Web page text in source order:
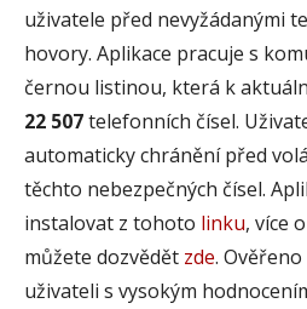
uživatele před nevyžádanými
hovory. Aplikace pracuje s
černou listinou, která k
22 507telefonních čísel.
automaticky chránění před
těchto nebezpečných čísel.
instalovat z tohoto linku, více
můžete dozvědět zde. Ověřeno
uživateli s vysokým